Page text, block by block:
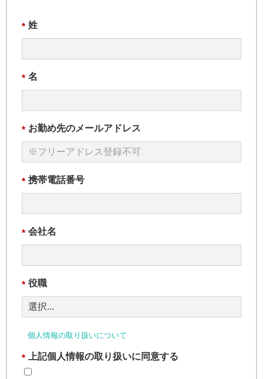
* 姓
* 名
* お勤め先のメールアドレス
* 携帯電話番号
* 会社名
* 役職
個人情報の取り扱いについて
* 上記個人情報の取り扱いに同意する